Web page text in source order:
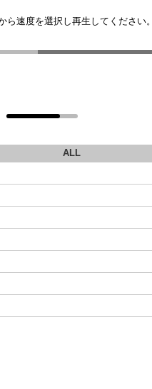
速度を選択し再生してください。
ALL